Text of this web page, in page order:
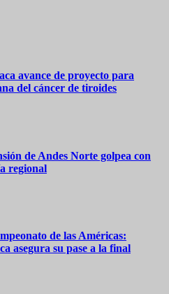
avance de proyecto para
del cáncer de tiroides
de Andes Norte golpea con
regional
de las Américas:
asegura su pase a la final